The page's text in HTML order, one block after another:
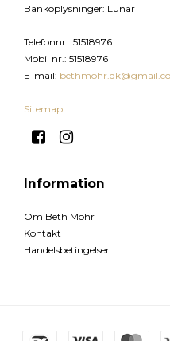
Bankoplysninger: Lunar
Telefonnr.: 51518976
Mobil nr.: 51518976
E-mail:
Sitemap
Information
Om Beth Mohr
Kontakt
Handelsbetingelser